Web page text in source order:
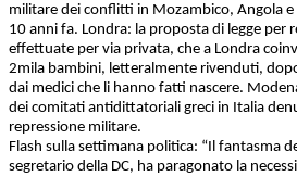
militare dei conflitti in Mozambico, Angola e
10 anni fa. Londra: la proposta di legge per
effettuate per via privata, che a Londra
2mila bambini, letteralmente rivenduti,
dai medici che li hanno fatti nascere.
dei comitati antidittatoriali greci in Italia
repressione militare.
Flash sulla settimana politica: “Il fantasma
segretario della DC, ha paragonato la